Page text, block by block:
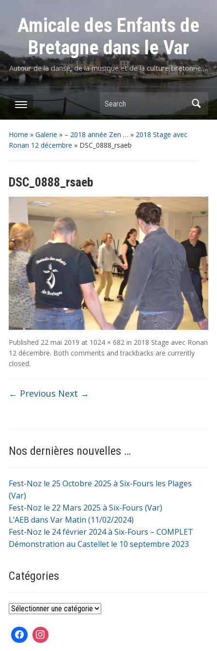
Amicale des Enfants de
Bretagne dans le Var
Autour de la danse, de la musique et de la culture bretonne….
Home » Galerie » – 2018 année Zen … » 2018 Stage avec
Ronan 12 décembre » DSC_0888_rsaeb
DSC_0888_rsaeb
Published 22 mai 2019 at 1024 × 682 in 2018 Stage avec Ronan
12 décembre. Both comments and trackbacks are currently
closed.
← Previous Next →
Nos dernières nouvelles …
Fest-Noz le 25 Octobre 2025 à Six-Fours les Plages
(Var)
Fest-Noz le 22 Mars 2025 à Six-Fours (Var)
L’AEB dans Var Matin (11/02/2024)
Fest-Noz le 24 février 2024 à Six-Fours – COMPLET
Démonstration au Castellet le 10 septembre 2023
Catégories
Catégories